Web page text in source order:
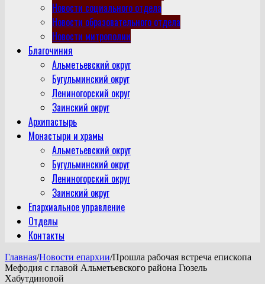
Новости социального отдела
Новости образовательного отдела
Новости митрополии
Благочиния
Альметьевский округ
Бугульминский округ
Лениногорский округ
Заинский округ
Архипастырь
Монастыри и храмы
Альметьевский округ
Бугульминский округ
Лениногорский округ
Заинский округ
Епархиальное управление
Отделы
Контакты
Главная/Новости епархии/Прошла рабочая встреча епископа
Мефодия с главой Альметьевского района Гюзель
Хабутдиновой